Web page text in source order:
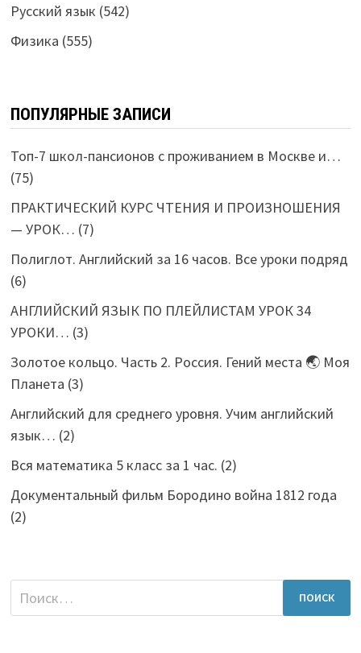
Русский язык (542)
Физика (555)
ПОПУЛЯРНЫЕ ЗАПИСИ
Топ-7 школ-пансионов с проживанием в Москве и…
(75)
ПРАКТИЧЕСКИЙ КУРС ЧТЕНИЯ И ПРОИЗНОШЕНИЯ
— УРОК… (7)
Полиглот. Английский за 16 часов. Все уроки подряд
(6)
АНГЛИЙСКИЙ ЯЗЫК ПО ПЛЕЙЛИСТАМ УРОК 34
УРОКИ… (3)
Золотое кольцо. Часть 2. Россия. Гений места 🌏 Моя
Планета (3)
Английский для среднего уровня. Учим английский
язык… (2)
Вся математика 5 класс за 1 час. (2)
Документальный фильм Бородино война 1812 года
(2)
Найти: